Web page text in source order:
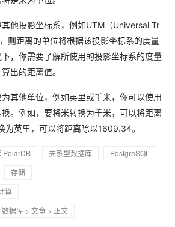
他投影坐标系，例如UTM（Universal Tr
则距离的单位将根据该投影坐标系的度量
，你需要了解所使用的投影坐标系的度量
出的距离值。
其他单位，例如英里或千米，你可以使用
。例如，要将米转换为千米，可以将距离
为英里，可以将距离除以1609.34。
PolarDB 关系型数据库
PostgreSQL
存储
算
数据库 > 文章 > 正文